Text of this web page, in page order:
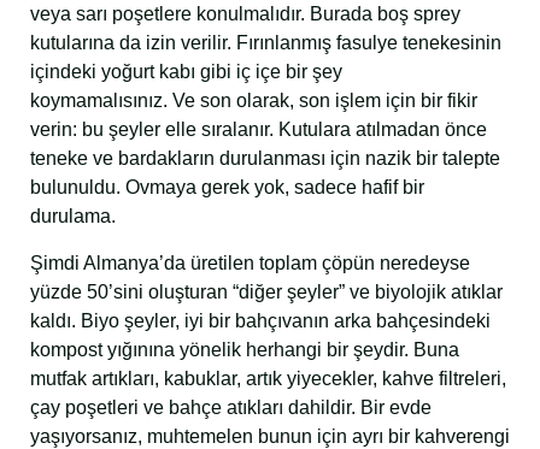
veya sarı poşetlere konulmalıdır. Burada boş sprey
kutularına da izin verilir. Fırınlanmış fasulye tenekesinin
içindeki yoğurt kabı gibi iç içe bir şey
koymamalısınız. Ve son olarak, son işlem için bir fikir
verin: bu şeyler elle sıralanır. Kutulara atılmadan önce
teneke ve bardakların durulanması için nazik bir talepte
bulunuldu. Ovmaya gerek yok, sadece hafif bir
durulama.
Şimdi Almanya’da üretilen toplam çöpün neredeyse
yüzde 50’sini oluşturan “diğer şeyler” ve biyolojik atıklar
kaldı. Biyo şeyler, iyi bir bahçıvanın arka bahçesindeki
kompost yığınına yönelik herhangi bir şeydir. Buna
mutfak artıkları, kabuklar, artık yiyecekler, kahve filtreleri,
çay poşetleri ve bahçe atıkları dahildir. Bir evde
yaşıyorsanız, muhtemelen bunun için ayrı bir kahverengi